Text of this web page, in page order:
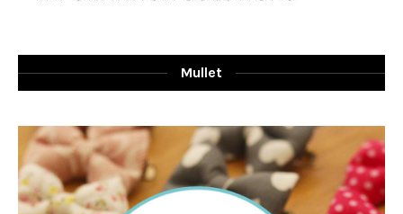
Mullet